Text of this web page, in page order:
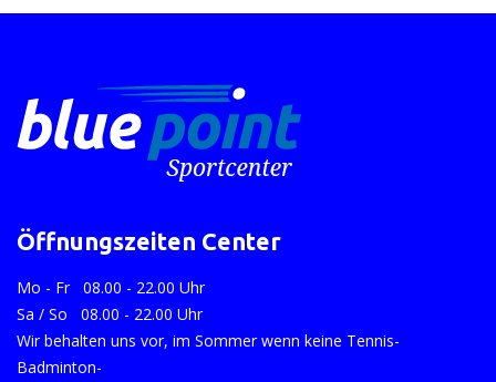
Öffnungszeiten Center
Mo - Fr 08.00 - 22.00 Uhr
Sa / So 08.00 - 22.00 Uhr
Wir behalten uns vor, im Sommer wenn keine Tennis-
Badminton-